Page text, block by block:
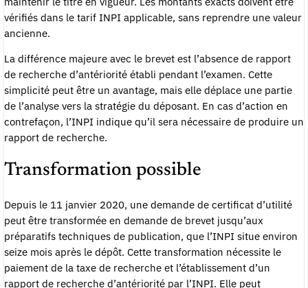
vérifiés dans le tarif INPI applicable, sans reprendre une valeur
ancienne.
La différence majeure avec le brevet est l’absence de rapport
de recherche d’antériorité établi pendant l’examen. Cette
simplicité peut être un avantage, mais elle déplace une partie
de l’analyse vers la stratégie du déposant. En cas d’action en
contrefaçon, l’INPI indique qu’il sera nécessaire de produire un
rapport de recherche.
Transformation possible
Depuis le 11 janvier 2020, une demande de certificat d’utilité
peut être transformée en demande de brevet jusqu’aux
préparatifs techniques de publication, que l’INPI situe environ
seize mois après le dépôt. Cette transformation nécessite le
paiement de la taxe de recherche et l’établissement d’un
rapport de recherche d’antériorité par l’INPI. Elle peut